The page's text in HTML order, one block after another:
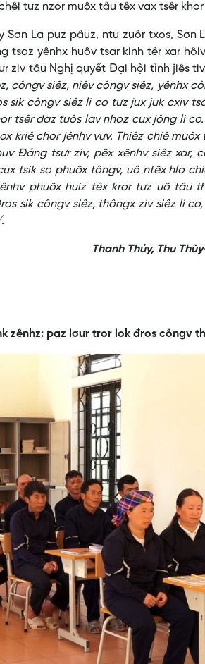
tưz nzor muôx tâu têx vax tsêr
La puz pâuz, ntu zuôr txos, Sơn
tsaz yênhx huôv tsar kinh têr xar
ziv tâu Nghị quyết Đại hội tỉnh jiês
côngv siêz, niêv côngv siêz, yênhx
sik côngv siêz li co tưz jux juk cxiv
tsêr đaz tuôs lav nhoz cux jông li
kriê chor jênhv vưv. Thiêz chiê
Đảng tsưr ziv, pêx xênhv siêz xar,
tsik so phuôx tôngv, uô ntêx hlo
phuôx huiz têx kror tưz uô tâu
sik côngv siêz, thôngx ziv siêz li
Thanh Thủy, Thu
zênhz: paz lơưr tror lok đros côngv